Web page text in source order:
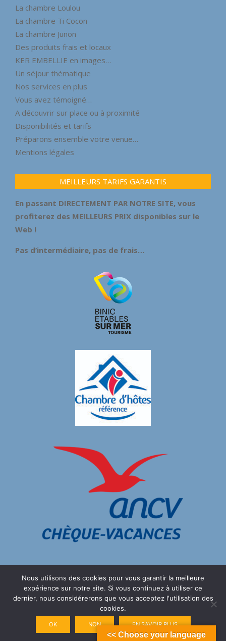
La chambre Loulou
La chambre Ti Cocon
La chambre Junon
Des produits frais et locaux
KER EMBELLIE en images…
Un séjour thématique
Nos services en plus
Vous avez témoigné…
A découvrir sur place ou à proximité
Disponibilités et tarifs
Préparons ensemble votre venue…
Mentions légales
MEILLEURS TARIFS GARANTIS
En passant DIRECTEMENT PAR NOTRE SITE, vous
profiterez des MEILLEURS PRIX disponibles sur le
Web !
Pas d’intermédiaire, pas de frais…
<< Choose your language
légales
Nous utilisons des cookies pour vous garantir la meilleure
expérience sur notre site. Si vous continuez à utiliser ce
dernier, nous considérerons que vous acceptez l'utilisation des
cookies.
OK NON EN SAVOIR PLUS